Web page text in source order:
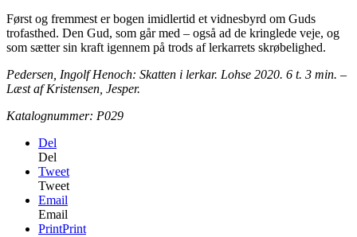
Først og fremmest er bogen imidlertid et vidnesbyrd om Guds
trofasthed. Den Gud, som går med – også ad de kringlede veje, og
som sætter sin kraft igennem på trods af lerkarrets skrøbelighed.
Pedersen, Ingolf Henoch: Skatten i lerkar. Lohse 2020. 6 t. 3 min. –
Læst af Kristensen, Jesper.
Katalognummer: P029
Del
Del
Tweet
Tweet
Email
Email
PrintPrint